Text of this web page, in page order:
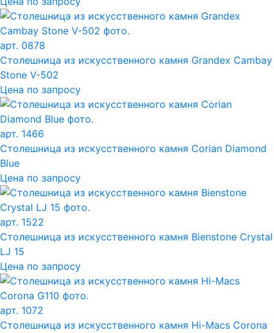
арт. 0878
Столешница из искусственного камня Grandex Cambay
Stone V-502
Цена по запросу
арт. 1466
Столешница из искусственного камня Corian Diamond
Blue
Цена по запросу
арт. 1522
Столешница из искусственного камня Bienstone Crystal
LJ 15
Цена по запросу
арт. 1072
Столешница из искусственного камня Hi-Macs Corona